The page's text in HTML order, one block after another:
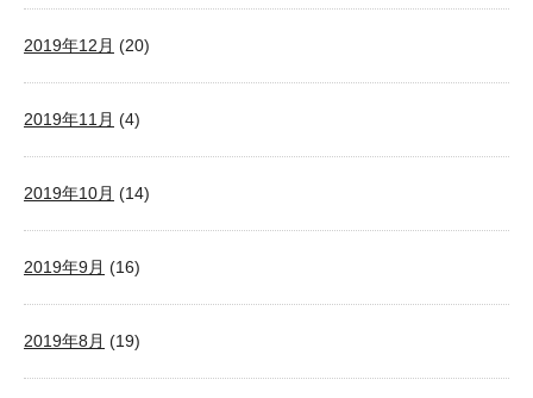
2019年12月 (20)
2019年11月 (4)
2019年10月 (14)
2019年9月 (16)
2019年8月 (19)